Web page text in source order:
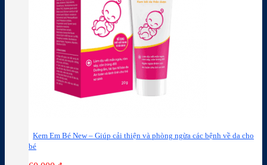
Kem Em Bé New – Giúp cải thiện và phòng ngừa các bệnh về da cho
bé